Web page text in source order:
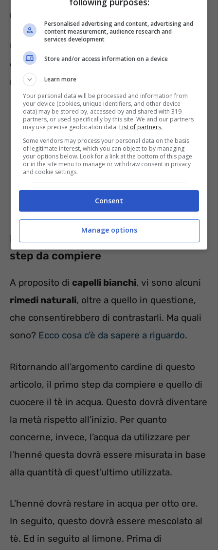
millilitri di acqua e mezzo cucchiaio di limone.
Un pennello per procedere con l’applicazione
e poi una ciotola. Ed infine una maglietta che
non si utilizza più.
Henné per coprire i capelli bianchi: gli
step da compiere
A proposito di capelli bianchi, vi sono alcuni
rimedi naturali, oltre a quello in questione,
che consentirebbero di contrastarli. Ma quali
sono? Ecco cosa c’è da sapere a riguardo.
Ritornando all’argomento cardine di questo
articolo, il primo step da compiere e quello di
cuocere il tè in acqua. Questo dovrà diventare
la metà rispetto all’inizio. Per quanto
concerne, invece, l’acqua da utilizzare per
l’henné questa dovrà essere misurata in base
alla quantità di quest’ultimo utilizzata.
L’henné dovrà restare in acqua per otto ore.
In seguito, questo dovrà essere mescolato al
tè. Ed in seguito al limone. Prima di
Personalised advertising and content, advertising and
content measurement, audience research and
services development
Store and/or access information on a device
Learn more
Your personal data will be processed and information from
your device (cookies, unique identifiers, and other device
data) may be stored by, accessed by and shared with 319
partners, or used specifically by this site. We and our partners
may use precise geolocation data. List of partners.
Some vendors may process your personal data on the basis
of legitimate interest, which you can object to by managing
your options below. Look for a link at the bottom of this page
or in the site menu to manage or withdraw consent in privacy
and cookie settings.
Consent
Manage options